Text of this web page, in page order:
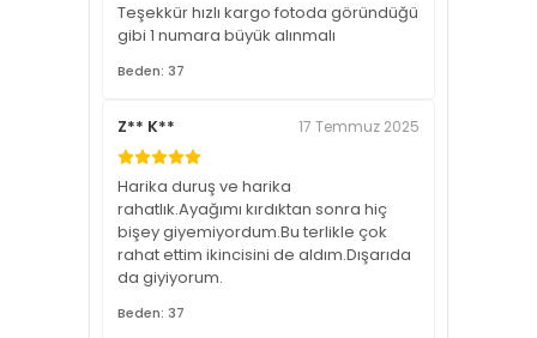
Teşekkür hızlı kargo fotoda göründüğü
gibi 1 numara büyük alınmalı
Beden: 37
Z** K** 17 Temmuz 2025
Harika duruş ve harika
rahatlık.Ayağımı kırdıktan sonra hiç
bişey giyemiyordum.Bu terlikle çok
rahat ettim ikincisini de aldım.Dışarıda
da giyiyorum.
Beden: 37